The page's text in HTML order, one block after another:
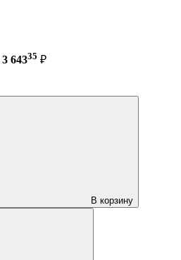
3 64335 ₽
В корзину